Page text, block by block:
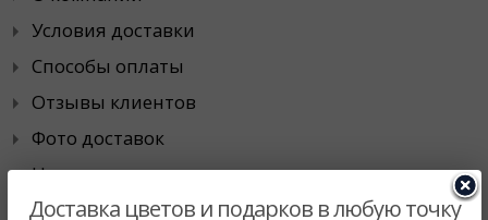
Условия доставки
Способы оплаты
Отзывы клиентов
Фото доставок
Наши гарантии
Города доставки
Доставка цветов и подарков в любую точку